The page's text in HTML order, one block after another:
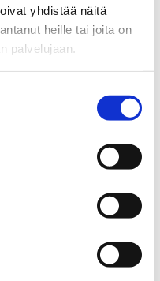
yhdistää näitä
heille tai joita on
palvelujaan.